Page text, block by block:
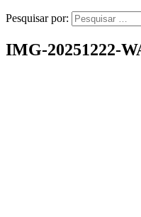
Pesquisar por:
IMG-20251222-